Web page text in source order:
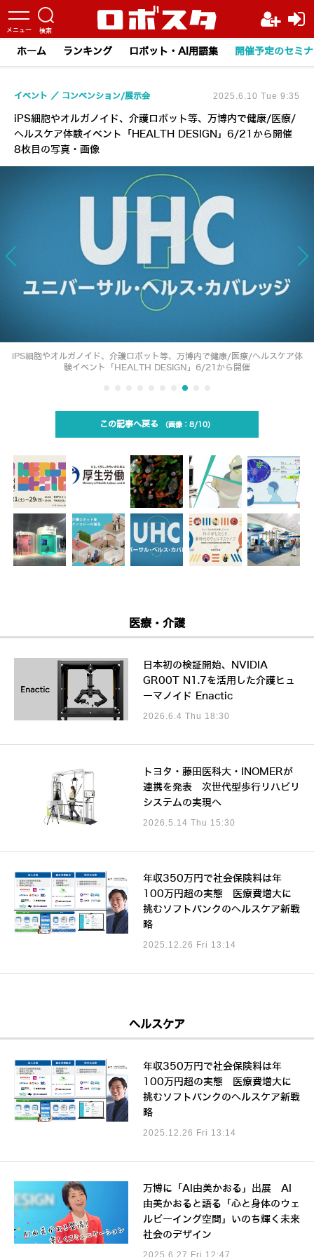
ホーム ランキング ロボット・AI用語集 開催予定のセミ
iPS細胞やオルガノイド、介護ロボット等、万博内で健康/医療/
ヘルスケア体験イベント「HEALTH DESIGN」6/21から開催
8枚目の写真・画像
イベント コンベンション/展示会 2025.6.10 Tue 9:35
iPS細胞やオルガノイド、介護ロボット等、万博内で健康/医療/ヘルスケア体
験イベント「HEALTH DESIGN」6/21から開催
この記事へ戻る 8/10
医療・介護
日本初の検証開始、NVIDIA
GR00T N1.7を活用した介護ヒュ
ーマノイド Enactic
2026.6.4 Thu 18:30
トヨタ・藤田医科大・INOMERが
連携を発表 次世代型歩行リハビリ
システムの実現へ
2026.5.14 Thu 15:30
年収350万円で社会保険料は年
100万円超の実態 医療費増大に
挑むソフトバンクのヘルスケア新戦
略
2025.12.26 Fri 13:14
ヘルスケア
年収350万円で社会保険料は年
100万円超の実態 医療費増大に
挑むソフトバンクのヘルスケア新戦
略
2025.12.26 Fri 13:14
万博に「AI由美かおる」出展 AI
由美かおると語る「心と身体のウェ
ルビーイング空間」いのち輝く未来
社会のデザイン
2025.6.27 Fri 12:47